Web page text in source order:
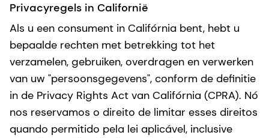
Privacyregels in Californië
Als u een consument in Califórnia bent, hebt u
bepaalde rechten met betrekking tot het
verzamelen, gebruiken, overdragen en verwerken
van uw "persoonsgegevens", conform de definitie
in de Privacy Rights Act van Califórnia (CPRA). Nó
nos reservamos o direito de limitar esses direitos
quando permitido pela lei aplicável, inclusive